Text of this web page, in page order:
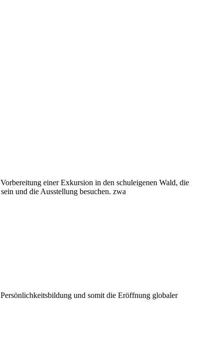
einer Exkursion in den schuleigenen Wald, die
und die Ausstellung besuchen. zwa
und somit die Eröffnung globaler